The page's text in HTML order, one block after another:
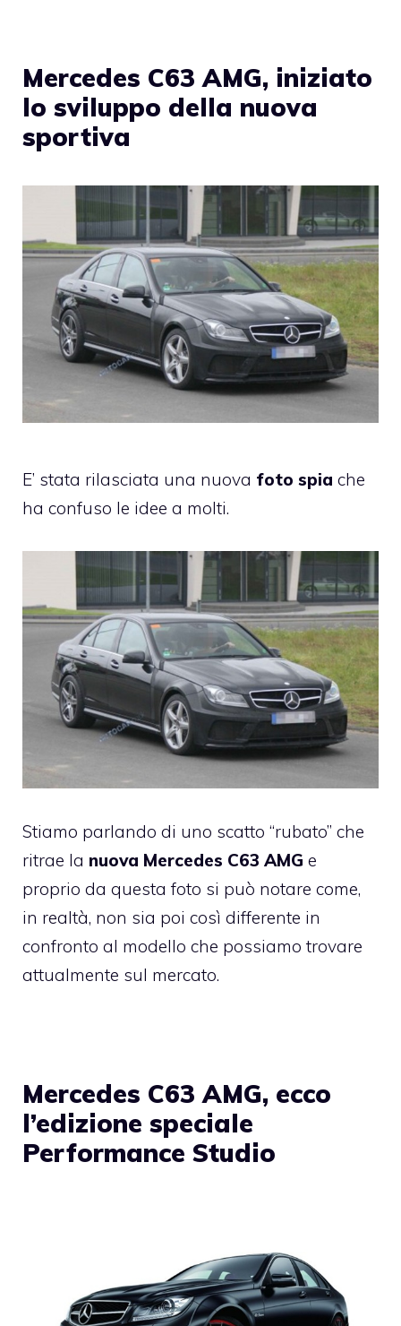
Mercedes C63 AMG, iniziato
lo sviluppo della nuova
sportiva
E’ stata rilasciata una nuova foto spia che
ha confuso le idee a molti.
Stiamo parlando di uno scatto “rubato” che
ritrae la nuova Mercedes C63 AMG e
proprio da questa foto si può notare come,
in realtà, non sia poi così differente in
confronto al modello che possiamo trovare
attualmente sul mercato.
Mercedes C63 AMG, ecco
l’edizione speciale
Performance Studio